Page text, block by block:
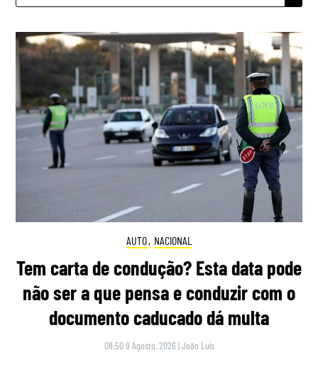
AUTO, NACIONAL
Tem carta de condução? Esta data pode
não ser a que pensa e conduzir com o
documento caducado dá multa
08:50 9 Agosto, 2026 |João Luís